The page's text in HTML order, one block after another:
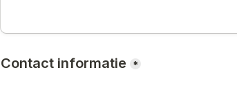
Contact informatie *